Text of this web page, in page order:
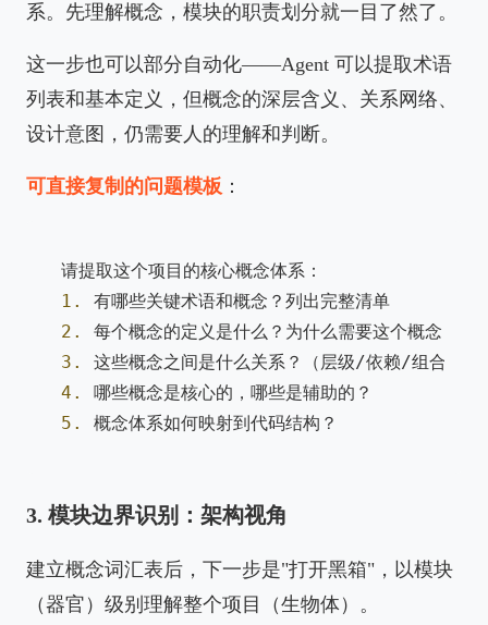
系。先理解概念，模块的职责划分就一目了然了。
这一步也可以部分自动化——Agent 可以提取术语
列表和基本定义，但概念的深层含义、关系网络、
设计意图，仍需要人的理解和判断。
可直接复制的问题模板 ：
1.
有哪些关键术语和概念？列出完整清单
2.
3.
4.
5.
3. 模块边界识别：架构视角
建立概念词汇表后，下一步是"打开黑箱"，以模块
（器官）级别理解整个项目（生物体）。